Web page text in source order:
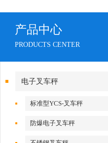
产品中心
PRODUCTS CENTER
电子叉车秤
标准型YCS-叉车秤
防爆电子叉车秤